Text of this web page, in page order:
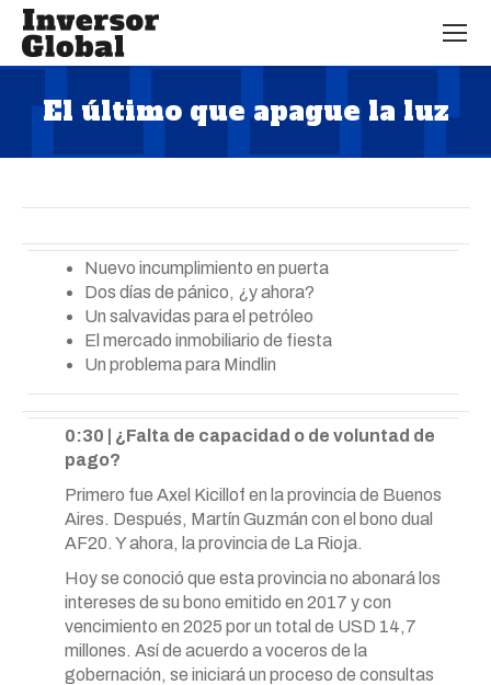
El último que apague la luz
Nuevo incumplimiento en puerta
Dos días de pánico, ¿y ahora?
Un salvavidas para el petróleo
El mercado inmobiliario de fiesta
Un problema para Mindlin
0:30 | ¿Falta de capacidad o de voluntad de
pago?
Primero fue Axel Kicillof en la provincia de Buenos
Aires. Después, Martín Guzmán con el bono dual
AF20. Y ahora, la provincia de La Rioja.
Hoy se conoció que esta provincia no abonará los
intereses de su bono emitido en 2017 y con
vencimiento en 2025 por un total de USD 14,7
millones. Así de acuerdo a voceros de la
gobernación, se iniciará un proceso de consultas